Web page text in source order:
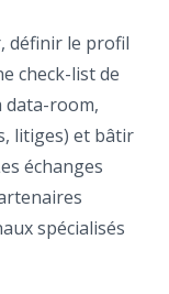
définir le profil
check-list de
data-room,
litiges) et bâtir
échanges
spécialisés